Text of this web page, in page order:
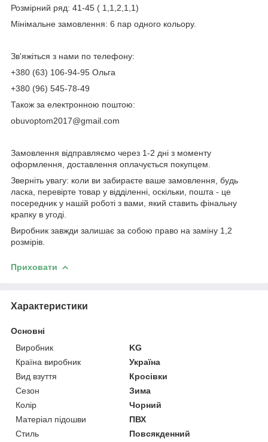
Розмірний ряд: 41-45 ( 1,1,2,1,1)
Мінімальне замовлення: 6 пар одного кольору.
Зв'яжіться з нами по телефону:
+380 (63) 106-94-95 Ольга
+380 (96) 545-78-49
Також за електронною поштою:
obuvoptom2017@gmail.com
Замовлення відправляємо через 1-2 дні з моменту
оформлення, доставлення оплачується покупцем.
Зверніть увагу: коли ви забираєте ваше замовлення, будь
ласка, перевірте товар у відділенні, оскільки, пошта - це
посередник у нашій роботі з вами, який ставить фінальну
крапку в угоді.
Виробник завжди залишає за собою право на заміну 1,2
розмірів.
Приховати
Характеристики
Основні
Виробник
KG
Країна виробник
Україна
Вид взуття
Кросівки
Сезон
Зима
Колір
Чорний
Матеріал підошви
ПВХ
Стиль
Повсякденний